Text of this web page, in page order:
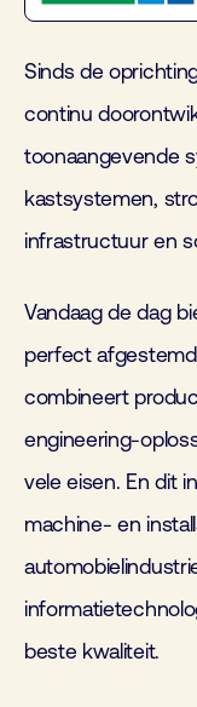
Sinds de
continu
toonaangevende
kastsystemen,
infrastructuur en
Vandaag de dag
perfect
combineert
engineering-
vele eisen. En dit
machine- en
beste kwaliteit.